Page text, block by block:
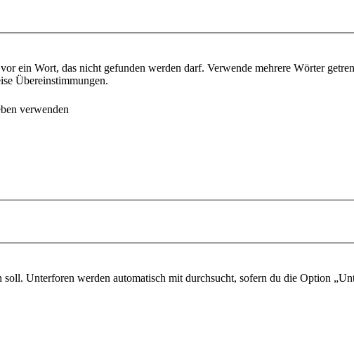
vor ein Wort, das nicht gefunden werden darf. Verwende mehrere Wörter
Übereinstimmungen.
verwenden
Unterforen werden automatisch mit durchsucht, sofern du die Option